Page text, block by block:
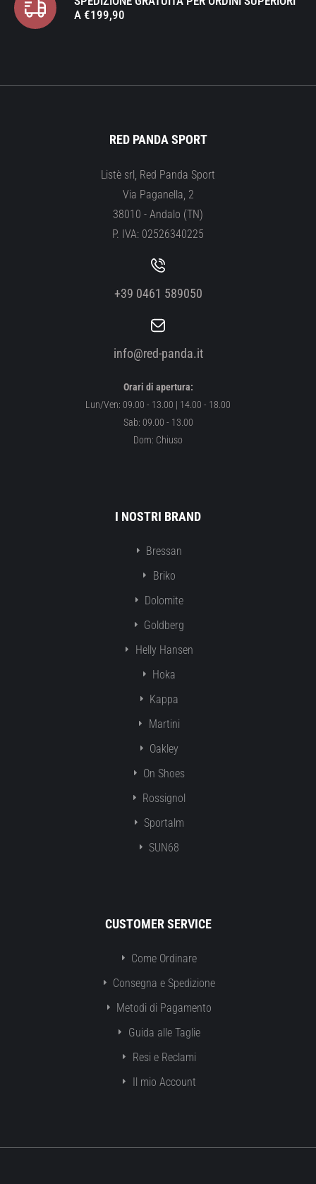
A €199,90
RED PANDA SPORT
Listè srl, Red Panda Sport
Via Paganella, 2
38010 - Andalo (TN)
P. IVA: 02526340225
+39 0461 589050
info@red-panda.it
Orari di apertura:
Lun/Ven: 09.00 - 13.00 | 14.00 - 18.00
Sab: 09.00 - 13.00
Dom: Chiuso
I NOSTRI BRAND
Bressan
Briko
Dolomite
Goldberg
Helly Hansen
Hoka
Kappa
Martini
Oakley
On Shoes
Rossignol
Sportalm
SUN68
CUSTOMER SERVICE
Come Ordinare
Consegna e Spedizione
Metodi di Pagamento
Guida alle Taglie
Resi e Reclami
Il mio Account